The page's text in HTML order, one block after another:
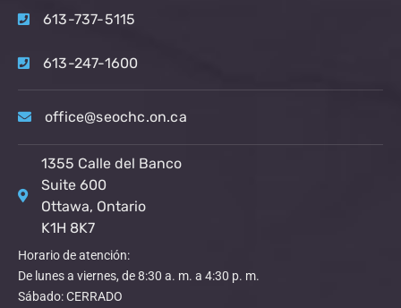
613-737-5115
613-247-1600
office@seochc.on.ca
1355 Calle del Banco
Suite 600
Ottawa, Ontario
K1H 8K7
Horario de atención:
De lunes a viernes, de 8:30 a. m. a 4:30 p. m.
Sábado: CERRADO